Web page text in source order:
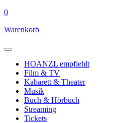
0
Warenkorb
HOANZL empfiehlt
Film & TV
Kabarett & Theater
Musik
Buch & Hörbuch
Streaming
Tickets